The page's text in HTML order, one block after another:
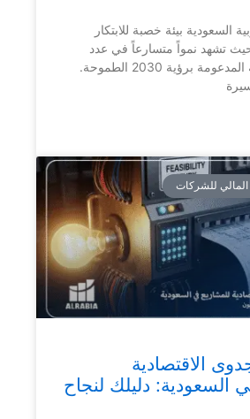
السعودية بيئة خصبة للابتكار
حيث تشهد نمواً متسارعاً في عدد
الشركات الناشئة المدعومة برؤية 2030 الطموحة.
المالي للشركات
الاقتصادية
السعودية: دليلك لنجاح